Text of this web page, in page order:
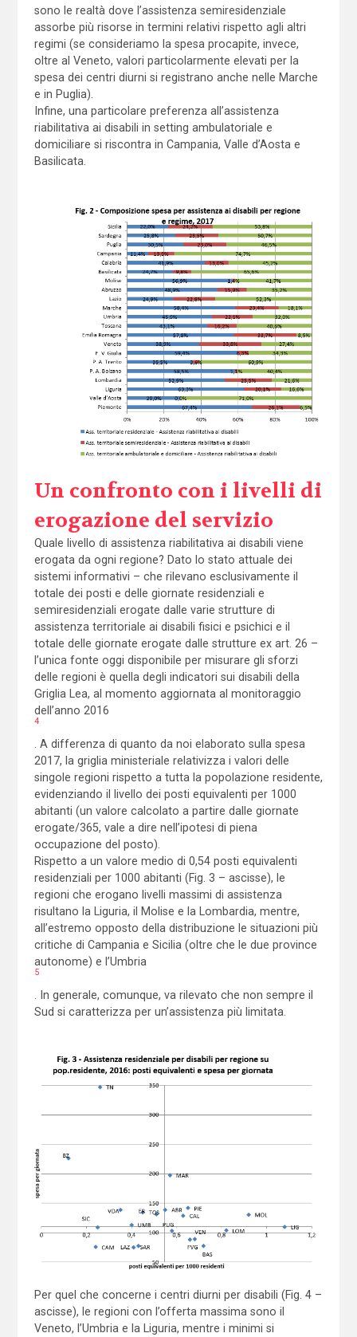
sono le realtà dove l’assistenza semiresidenziale
assorbe più risorse in termini relativi rispetto agli altri
regimi (se consideriamo la spesa procapite, invece,
oltre al Veneto, valori particolarmente elevati per la
spesa dei centri diurni si registrano anche nelle Marche
e in Puglia).
Infine, una particolare preferenza all’assistenza
riabilitativa ai disabili in setting ambulatoriale e
domiciliare si riscontra in Campania, Valle d’Aosta e
Basilicata.
Un confronto con i livelli di
erogazione del servizio
Quale livello di assistenza riabilitativa ai disabili viene
erogata da ogni regione? Dato lo stato attuale dei
sistemi informativi – che rilevano esclusivamente il
totale dei posti e delle giornate residenziali e
semiresidenziali erogate dalle varie strutture di
assistenza territoriale ai disabili fisici e psichici e il
totale delle giornate erogate dalle strutture ex art. 26 –
l’unica fonte oggi disponibile per misurare gli sforzi
delle regioni è quella degli indicatori sui disabili della
Griglia Lea, al momento aggiornata al monitoraggio
dell’anno 2016
4
. A differenza di quanto da noi elaborato sulla spesa
2017, la griglia ministeriale relativizza i valori delle
singole regioni rispetto a tutta la popolazione residente,
evidenziando il livello dei posti equivalenti per 1000
abitanti (un valore calcolato a partire dalle giornate
erogate/365, vale a dire nell’ipotesi di piena
occupazione del posto).
Rispetto a un valore medio di 0,54 posti equivalenti
residenziali per 1000 abitanti (Fig. 3 – ascisse), le
regioni che erogano livelli massimi di assistenza
risultano la Liguria, il Molise e la Lombardia, mentre,
all’estremo opposto della distribuzione le situazioni più
critiche di Campania e Sicilia (oltre che le due province
autonome) e l’Umbria
5
. In generale, comunque, va rilevato che non sempre il
Sud si caratterizza per un’assistenza più limitata.
Per quel che concerne i centri diurni per disabili (Fig. 4 –
ascisse), le regioni con l’offerta massima sono il
Veneto, l’Umbria e la Liguria, mentre i minimi si